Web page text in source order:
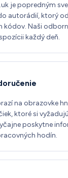
je popredným
autorádií, ktorý
kódov. Naši
každý deň.
na obrazovke
ktoré si
poskytne
hodín.